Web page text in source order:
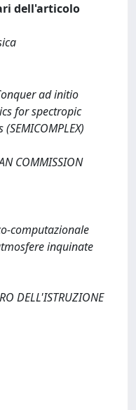
dell'articolo
ad initio
for spectropic
COMMISSION
computazionale
inquinate
DELL'ISTRUZIONE